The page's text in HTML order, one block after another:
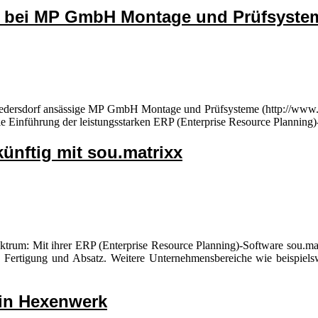
MP GmbH Montage und
ansässige MP GmbH Montage und Prüfsysteme (http://
der leistungsstarken ERP (Enterprise Resource
mit sou.matrixx
Mit ihrer ERP (Enterprise Resource Planning)-Software
und Absatz. Weitere Unternehmensbereiche wie
Hexenwerk